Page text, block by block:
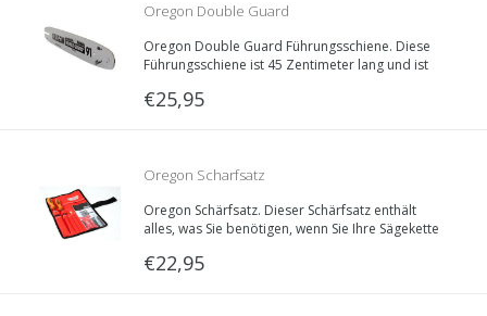
Oregon Double Guard
Schwert/Führungsschiene | 45cm | 1.3mm |
3/8LP | 180SDEA095
Oregon Double Guard Führungsschiene. Diese
Führungsschiene ist 45 Zentimeter lang und ist
Treibglieddecke: 1.3mm, Teilung: 3/8“LP.
€25,95
Oregon Scharfsatz
Oregon Schärfsatz. Dieser Schärfsatz enthält
alles, was Sie benötigen, wenn Sie Ihre Sägekette
€22,95